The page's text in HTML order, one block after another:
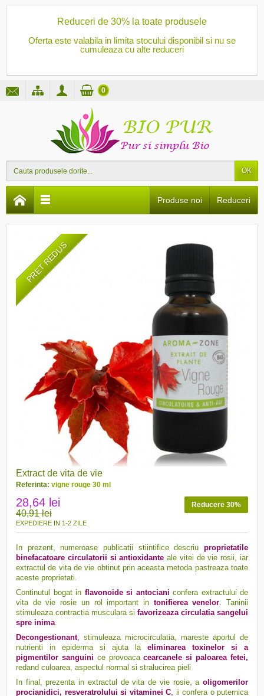
Reduceri de 30% la toate produsele
Oferta este valabila in limita stocului disponibil si nu se
cumuleaza cu alte reduceri
OK
0
Reduceri
Produse noi
PRET REDUS
Extract de vita de vie
Referinta: vigne rouge 30 ml
Reducere 30%
28,64 lei
40,91 lei
EXPEDIERE IN 1-2 ZILE
In prezent, numeroase publicatii stiintifice descriu proprietatile
binefacatoare circulatorii si antioxidante ale vitei de vie rosii, iar
extractul de vita de vie obtinut prin aceasta metoda pastreaza toate
aceste proprietati.
Continutul bogat in flavonoide si antociani confera extractului de
vita de vie rosie un rol important in tonifierea venelor.Taninii
stimuleaza contractia musculara si favorizeaza circulatia sangelui
spre inima.
Decongestionant, stimuleaza microcirculatia, mareste aportul de
nutrienti in epiderma si ajuta la
eliminarea toxinelor si a
pigmentilor sanguini ce provoaca cearcanele si paloarea fetei,
redand culoarea, aspectul normal si stralucirea pieli
In final, prezenta in extractul de vita de vie rosie, a oligomerilor
procianidici, resveratrolului si vitaminei C, ii confera o puternica